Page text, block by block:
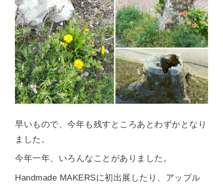
早いもので、今年も残すところあとわずかとなり
ました。
今年一年、いろんなことがありました。
Handmade MAKERSに初出展したり、アップル